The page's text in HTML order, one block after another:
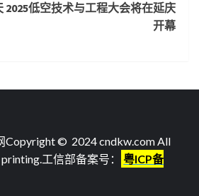
2025低空技术与工程大会将在延庆
开幕
Copyright © 2024 cndkw.com All
.工信部备案号：
粤ICP备